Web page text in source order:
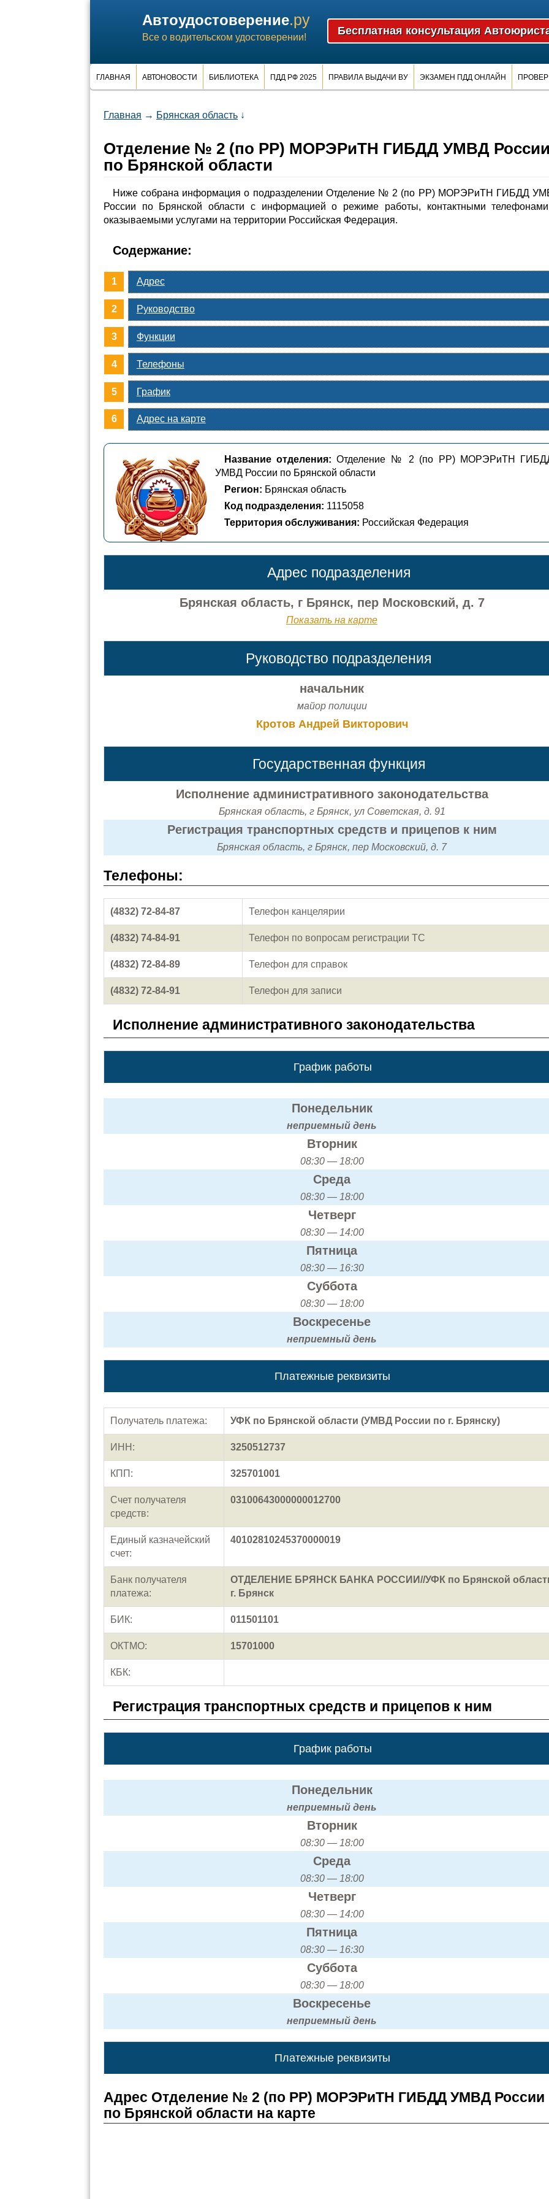
Автоудостоверение.ру
Все о водительском удостоверении!
ГЛАВНАЯ АВТОНОВОСТИ БИБЛИОТЕКА ПДД РФ 2025 ПРАВИЛА ВЫДАЧИ ВУ ЭКЗАМЕН ПДД ОНЛАЙН
Главная → Брянская область ↓
Отделение № 2 (по РР) МОРЭРиТН ГИБДД УМВД
по Брянской области
Ниже собрана информация о подразделении Отделение № 2 (по РР) МОРЭРиТН ГИБДД
России по Брянской области с информацией о режиме работы, контактными
оказываемыми услугами на территории Российская Федерация.
Содержание:
Адрес
Руководство
Функции
Телефоны
График
Адрес на карте
Название отделения: Отделение № 2 (по РР) МОРЭРиТН
УМВД России по Брянской области
Регион: Брянская область
Код подразделения: 1115058
Территория обслуживания: Российская Федерация
Адрес подразделения
Брянская область, г Брянск, пер Московский, д. 7
Показать на карте
Руководство подразделения
начальник
майор полиции
Кротов Андрей Викторович
Государственная функция
Исполнение административного законодательства
Брянская область, г Брянск, ул Советская, д. 91
Регистрация транспортных средств и прицепов к ним
Брянская область, г Брянск, пер Московский, д. 7
Телефоны:
(4832) 72-84-87 Телефон канцелярии
(4832) 74-84-91 Телефон по вопросам регистрации ТС
(4832) 72-84-89 Телефон для справок
(4832) 72-84-91 Телефон для записи
Исполнение административного законодательства
График работы
Понедельник
неприемный день
Вторник
08:30 — 18:00
Среда
08:30 — 18:00
Четверг
08:30 — 14:00
Пятница
08:30 — 16:30
Суббота
08:30 — 18:00
Воскресенье
неприемный день
Платежные реквизиты
Получатель платежа: УФК по Брянской области (УМВД России по г. Брянску)
ИНН: 3250512737
КПП: 325701001
Счет получателя
средств:
03100643000000012700
Единый казначейский
счет:
40102810245370000019
Банк получателя
платежа:
ОТДЕЛЕНИЕ БРЯНСК БАНКА РОССИИ//УФК по Брянской
г. Брянск
БИК: 011501101
ОКТМО: 15701000
КБК:
Регистрация транспортных средств и прицепов к ним
График работы
Понедельник
неприемный день
Вторник
08:30 — 18:00
Среда
08:30 — 18:00
Четверг
08:30 — 14:00
Пятница
08:30 — 16:30
Суббота
08:30 — 18:00
Воскресенье
неприемный день
Платежные реквизиты
Адрес Отделение № 2 (по РР) МОРЭРиТН ГИБДД УМВД России
по Брянской области на карте